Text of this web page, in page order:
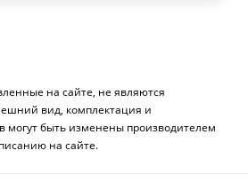
на сайте, не являются
вид, комплектация и
могут быть изменены производителем
на сайте.